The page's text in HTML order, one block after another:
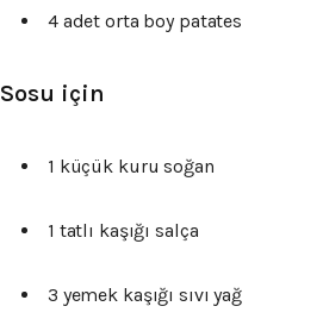
4 adet orta boy patates
Sosu için
1 küçük kuru soğan
1 tatlı kaşığı salça
3 yemek kaşığı sıvı yağ